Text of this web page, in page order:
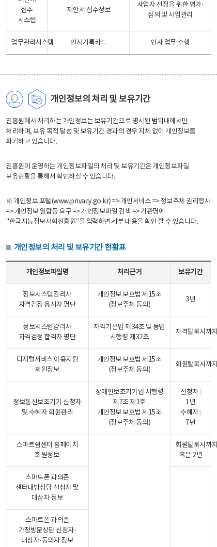
접수
시스템
제안서 접수정보
사업자 선정을 위한 평가·
심의 및 사업관리
업무관리시스템 인사기록카드 인사 업무 수행
개인정보의 처리 및 보유기간
진흥원에서 처리하는 개인정보는 보유기간으로 명시된 범위내에서만
처리하며, 보유 목적 달성 및 보유기간 경과의 경우 지체 없이 개인정보를
파기하고 있습니다.
진흥원이 운영하는 개인정보파일의 처리 및 보유기간은 개인정보파일
보유현황을 통해서 확인하실 수 있습니다.
※ 개인정보 포털(www.privacy.go.kr) => 개인서비스 => 정보주체 권리행사
=> 개인정보 열람등 요구 => 개인정보파일 검색 => 기관명에
"한국지능정보사회진흥원"을 입력하면 세부 내용을 확인 할 수 있습니다.
개인정보의 처리 및 보유기간 현황표
개인정보파일명 처리근거 보유기간
정보시스템감리사
자격검정 응시자 명단
개인정보 보호법 제15조
(정보주체 등의)
3년
정보시스템감리사
자격검정 합격자 명단
자격기본법 제34조 및 동법
시행령 제32조
자격탈퇴시까
디지털서비스 이용지원
회원정보
개인정보 보호법 제15조
(정보주체 동의)
회원탈퇴시까
정보통신보조기기 신청자
및 수혜자 회원관리
장애인보조기기법 시행령
제7조 제1호
개인정보 보호법 제15조
(정보주체 동의)
신청자 :
1년
수혜자 :
7년
스마트쉼센터 홈페이지
회원정보
회원탈퇴시까
혹은 2년
스마트폰 과의존
센터내방상담 신청자 및
대상자 정보
스마트폰 과의존
가정방문상담 신청자·
대상자·동의자 정보